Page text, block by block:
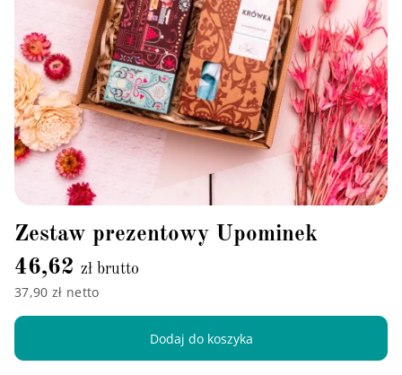
Zestaw prezentowy Upominek
46,62 zł brutto
37,90 zł netto
Dodaj do koszyka